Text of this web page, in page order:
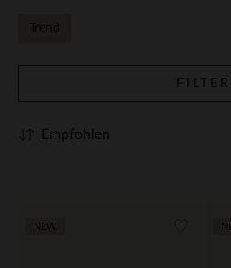
Trend
FILTER
Empfohlen